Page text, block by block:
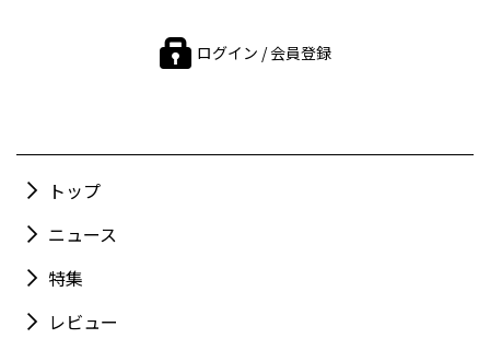
ログイン / 会員登録
トップ
ニュース
特集
レビュー